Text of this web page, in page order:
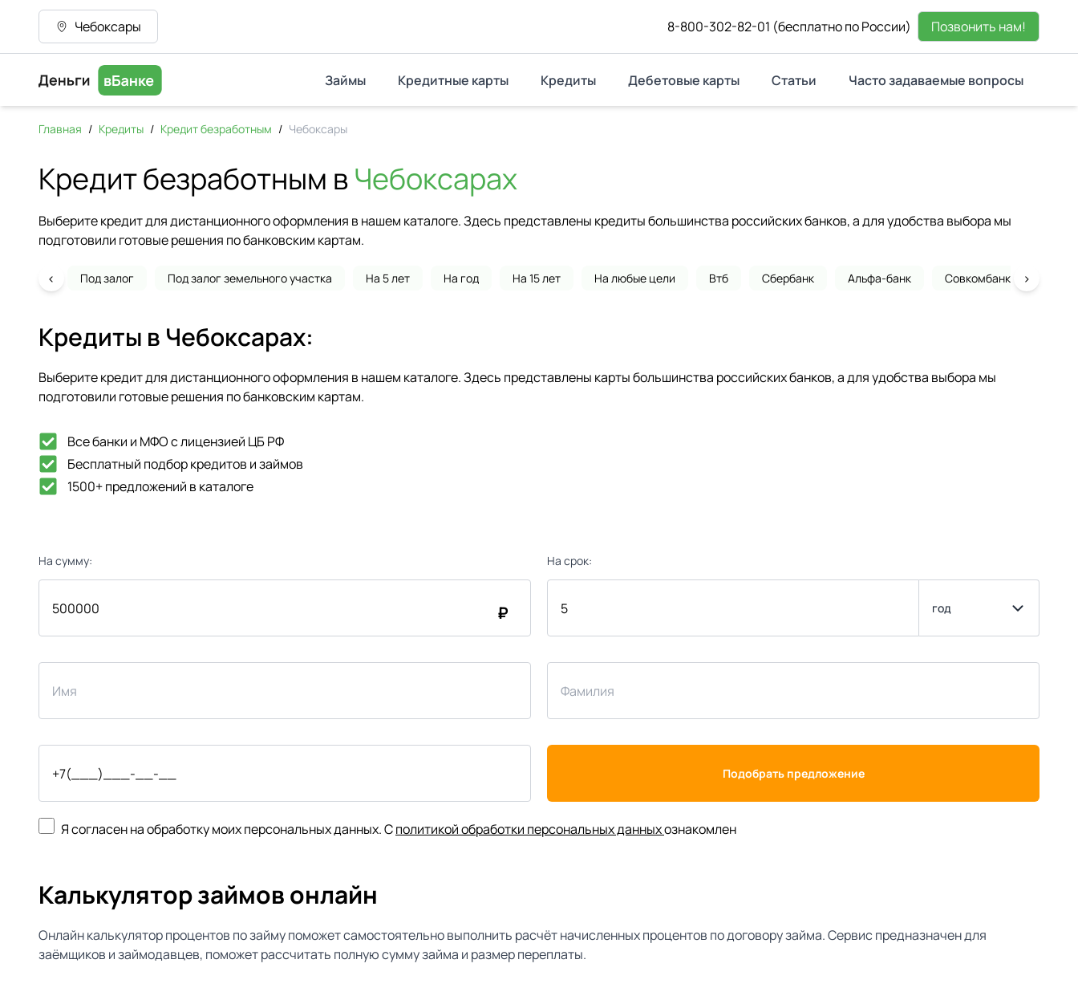
Чебоксары 8-800-302-82-01 (бесплатно по России) Позвонить нам!
Займы Кредитные карты Кредиты Дебетовые карты Статьи Часто задаваемые вопросы
Главная / Кредиты / Кредит безработным / Чебоксары
Кредит безработным вЧебоксарах
Выберите кредит для дистанционного оформления в нашем каталоге. Здесь представлены кредиты большинства российских банков, а для удобства выбора мы
подготовили готовые решения по банковским картам.
Под залог Под залог земельного участка На 5 лет На год На 15 лет На любые цели Втб Сбербанк Альфа-банк Совкомбанк
‹ ›
Кредиты в Чебоксарах:
Выберите кредит для дистанционного оформления в нашем каталоге. Здесь представлены карты большинства российских банков, а для удобства выбора мы
подготовили готовые решения по банковским картам.
Все банки и МФО с лицензией ЦБ РФ
Бесплатный подбор кредитов и займов
1500+ предложений в каталоге
На сумму:
₽
На срок:
год
Подобрать предложение
Я согласен на обработку моих персональных данных. Сполитикой обработки персональных данныхознакомлен
Калькулятор займов онлайн
Онлайн калькулятор процентов по займу поможет самостоятельно выполнить расчёт начисленных процентов по договору займа. Сервис предназначен для
заёмщиков и займодавцев, поможет рассчитать полную сумму займа и размер переплаты.